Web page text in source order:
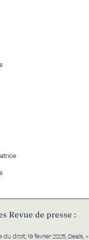
Revue de presse :
du droit, 19 février 2025, Deals, «